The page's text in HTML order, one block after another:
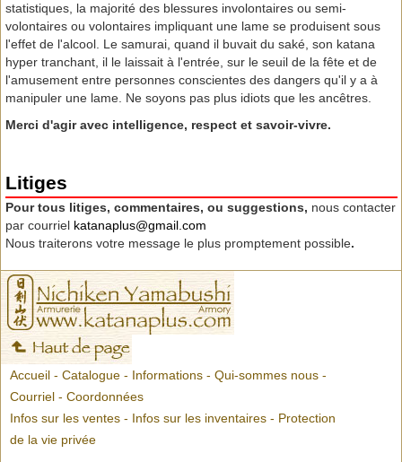
statistiques, la majorité des blessures involontaires ou semi-
volontaires ou volontaires impliquant une lame se produisent sous
l'effet de l'alcool. Le samurai, quand il buvait du saké, son katana
hyper tranchant, il le laissait à l'entrée, sur le seuil de la fête et de
l'amusement entre personnes conscientes des dangers qu'il y a à
manipuler une lame. Ne soyons pas plus idiots que les ancêtres.
Merci d'agir avec intelligence, respect et savoir-vivre.
Litiges
Pour tous litiges, commentaires, ou suggestions, nous contacter
par courriel katanaplus@gmail.com
Nous traiterons votre message le plus promptement possible.
Accueil - Catalogue - Informations - Qui-sommes nous -
Courriel - Coordonnées
Infos sur les ventes - Infos sur les inventaires - Protection
de la vie privée